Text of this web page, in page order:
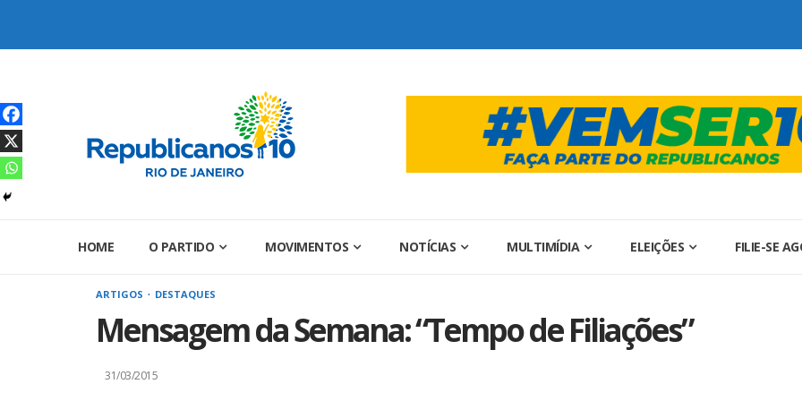
HOME O PARTIDO MOVIMENTOS NOTÍCIAS MULTIMÍDIA ELEIÇÕES FILIE-SE
ARTIGOS DESTAQUES
Mensagem da Semana: “Tempo de Filiações”
31/03/2015